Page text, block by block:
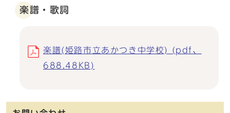
楽譜・歌詞
楽譜(姫路市立あかつき中学校) (pdf、
688.48KB)